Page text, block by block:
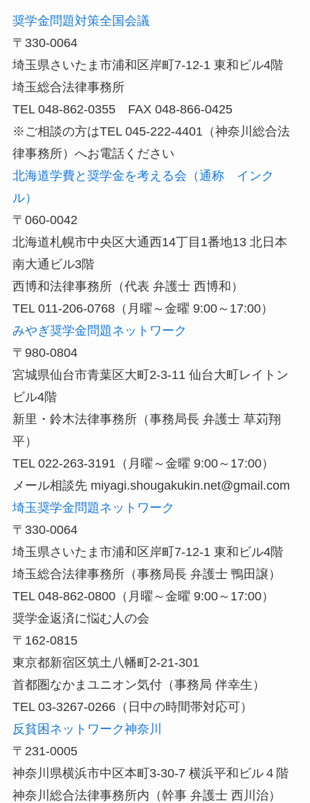
奨学金問題対策全国会議
〒330-0064
埼玉県さいたま市浦和区岸町7-12-1 東和ビル4階
埼玉総合法律事務所
TEL 048-862-0355 FAX 048-866-0425
※ご相談の方はTEL 045-222-4401（神奈川総合法
律事務所）へお電話ください
北海道学費と奨学金を考える会（通称 インク
ル）
〒060-0042
北海道札幌市中央区大通西14丁目1番地13 北日本
南大通ビル3階
西博和法律事務所（代表 弁護士 西博和）
TEL 011-206-0768（月曜～金曜 9:00～17:00）
みやぎ奨学金問題ネットワーク
〒980-0804
宮城県仙台市青葉区大町2-3-11 仙台大町レイトン
ビル4階
新里・鈴木法律事務所（事務局長 弁護士 草苅翔
平）
TEL 022-263-3191（月曜～金曜 9:00～17:00）
メール相談先 miyagi.shougakukin.net@gmail.com
埼玉奨学金問題ネットワーク
〒330-0064
埼玉県さいたま市浦和区岸町7-12-1 東和ビル4階
埼玉総合法律事務所（事務局長 弁護士 鴨田譲）
TEL 048-862-0800（月曜～金曜 9:00～17:00）
奨学金返済に悩む人の会
〒162-0815
東京都新宿区筑土八幡町2-21-301
首都圏なかまユニオン気付（事務局 伴幸生）
TEL 03-3267-0266（日中の時間帯対応可）
反貧困ネットワーク神奈川
〒231-0005
神奈川県横浜市中区本町3-30-7 横浜平和ビル４階
神奈川総合法律事務所内（幹事 弁護士 西川治）